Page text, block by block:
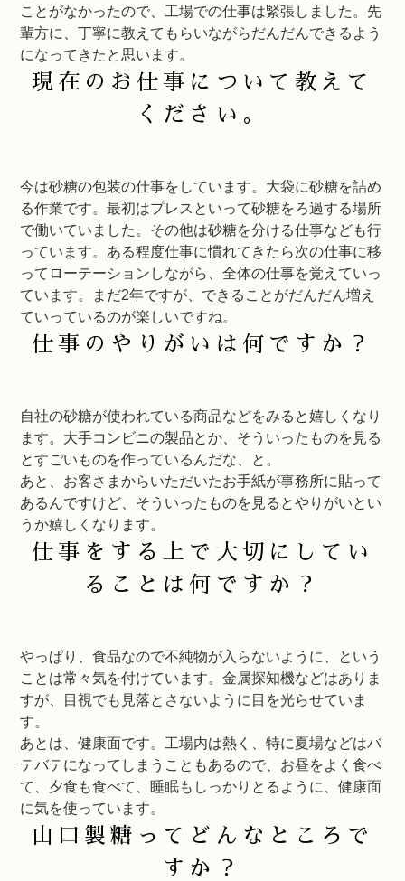
ことがなかったので、工場での仕事は緊張しました。先
輩方に、丁寧に教えてもらいながらだんだんできるよう
になってきたと思います。
現在のお仕事について教えて
ください。
今は砂糖の包装の仕事をしています。大袋に砂糖を詰め
る作業です。最初はプレスといって砂糖をろ過する場所
で働いていました。その他は砂糖を分ける仕事なども行
っています。ある程度仕事に慣れてきたら次の仕事に移
ってローテーションしながら、全体の仕事を覚えていっ
ています。まだ2年ですが、できることがだんだん増え
ていっているのが楽しいですね。
仕事のやりがいは何ですか？
自社の砂糖が使われている商品などをみると嬉しくなり
ます。大手コンビニの製品とか、そういったものを見る
とすごいものを作っているんだな、と。
あと、お客さまからいただいたお手紙が事務所に貼って
あるんですけど、そういったものを見るとやりがいとい
うか嬉しくなります。
仕事をする上で大切にしてい
ることは何ですか？
やっぱり、食品なので不純物が入らないように、という
ことは常々気を付けています。金属探知機などはありま
すが、目視でも見落とさないように目を光らせていま
す。
あとは、健康面です。工場内は熱く、特に夏場などはバ
テバテになってしまうこともあるので、お昼をよく食べ
て、夕食も食べて、睡眠もしっかりとるように、健康面
に気を使っています。
山口製糖ってどんなところで
すか？